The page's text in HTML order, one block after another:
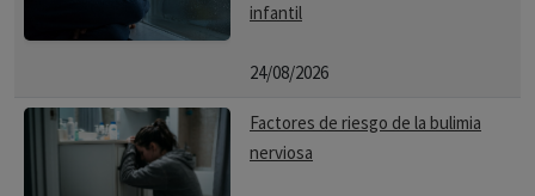
infantil
24/08/2026
Factores de riesgo de la bulimia
nerviosa